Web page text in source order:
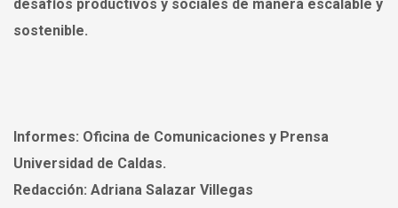
desafíos productivos y sociales de manera escalable y
sostenible.
Informes: Oficina de Comunicaciones y Prensa
Universidad de Caldas.
Redacción: Adriana Salazar Villegas